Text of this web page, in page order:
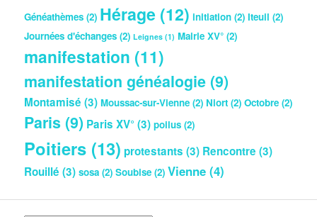
Généathèmes (2) Hérage (12) initiation (2) Iteuil (2)
Journées d'échanges (2) Leignes (1) Mairie XV° (2)
manifestation (11)
manifestation généalogie(9)
Montamisé (3) Moussac-sur-Vienne (2) Niort (2) Octobre (2)
Paris (9) Paris XV°(3) poilus (2)
Poitiers (13) protestants (3) Rencontre (3)
Rouillé (3) sosa (2) Soubise (2) Vienne (4)